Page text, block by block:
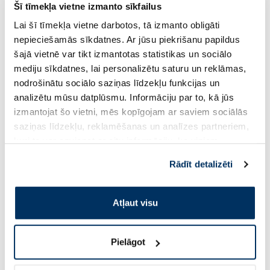
Šī tīmekļa vietne izmanto sīkfailus
Lai šī tīmekļa vietne darbotos, tā izmanto obligāti
nepieciešamās sīkdatnes. Ar jūsu piekrišanu papildus
šajā vietnē var tikt izmantotas statistikas un sociālo
mediju sīkdatnes, lai personalizētu saturu un reklāmas,
nodrošinātu sociālo saziņas līdzekļu funkcijas un
analizētu mūsu datplūsmu. Informāciju par to, kā jūs
izmantojat šo vietni, mēs kopīgojam ar saviem sociālās
saziņas līdzekļu, reklamēšanas un analīzes partneriem,
pakalpojumus. Ja piekrītat šo papildu sīkdatņu
izmantošanai, lūdzu, atzīmējiet savu izvēli:
Rādīt detalizēti
Atļaut visu
Pielāgot
UVMune 400 Dermo Pediatrics
SPF50+ fluīds, 50 ml
15.37 €
Pirkt
30 dienu zemākā cena: 15.94 € (-4%)
Standarta cena: 28.99 €
19.35 €
Standarta cena: 42.99 €
Page 1 of 10
Saules aizsardzībai vasarā ☀️